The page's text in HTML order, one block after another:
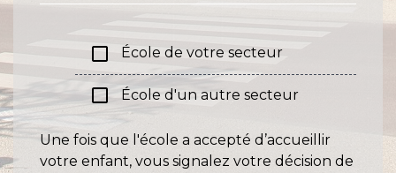
check_box_outline_blank École de votre secteur
check_box_outline_blank École d'un autre secteur
Une fois que l'école a accepté d’accueillir
votre enfant, vous signalez votre décision de